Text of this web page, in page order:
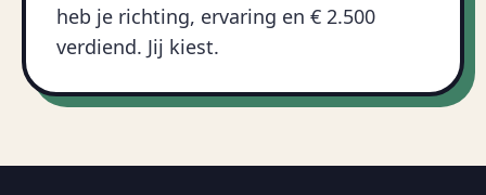
heb je richting, ervaring en € 2.500
verdiend. Jij kiest.